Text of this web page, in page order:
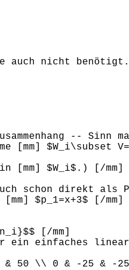
auch nicht benötigt.
-- Sinn
[mm] $W_i\subset
[mm] $W_i$.) [/mm]
schon direkt
$p_1=x+3$ [/mm]
[/mm]
ein einfaches
& 50 \\ 0 & -25 & -